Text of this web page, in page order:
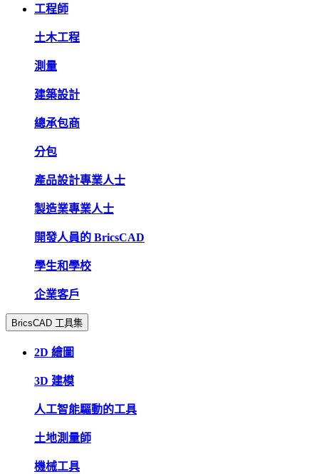
工程師
土木工程
測量
建築設計
總承包商
分包
產品設計專業人士
製造業專業人士
開發人員的 BricsCAD
學生和學校
企業客戶
BricsCAD 工具集
2D 繪圖
3D 建模
人工智能驅動的工具
土地測量師
機械工具